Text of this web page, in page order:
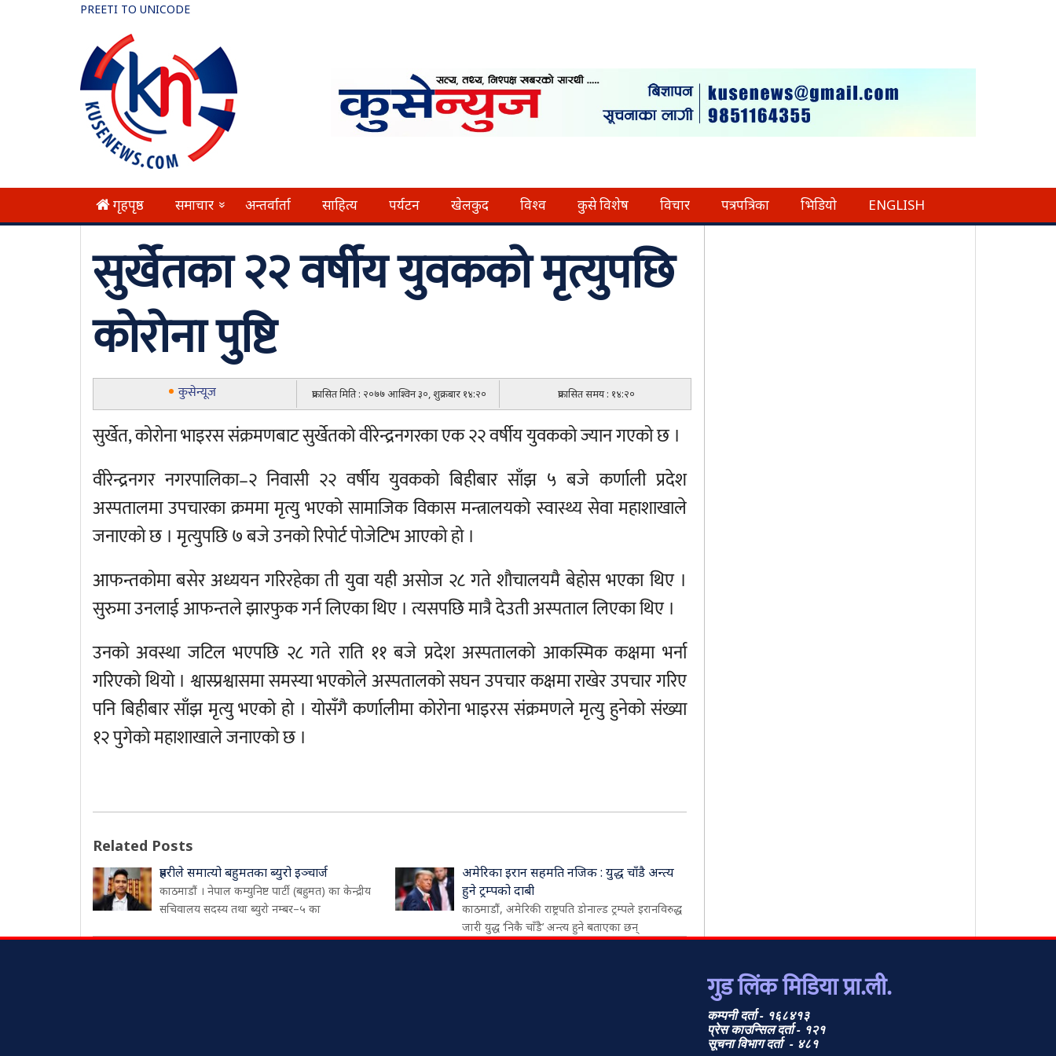
PREETI TO UNICODE
गृहपृष्ठ समाचार » अन्तर्वार्ता साहित्य पर्यटन खेलकुद विश्व कुसे विशेष विचार पत्रपत्रिका भिडियो ENGLISH
सुर्खेतका २२ वर्षीय युवकको मृत्युपछि
कोरोना पुष्टि
कुसेन्यूज प्रकासित मिति : २०७७ आश्विन ३०, शुक्रबार १४:२० प्रकासित समय : १४:२०
सुर्खेत, कोरोना भाइरस संक्रमणबाट सुर्खेतको वीरेन्द्रनगरका एक २२ वर्षीय युवकको ज्यान गएको छ ।
वीरेन्द्रनगर नगरपालिका–२ निवासी २२ वर्षीय युवकको बिहीबार साँझ ५ बजे कर्णाली प्रदेश
अस्पतालमा उपचारका क्रममा मृत्यु भएको सामाजिक विकास मन्त्रालयको स्वास्थ्य सेवा महाशाखाले
जनाएको छ । मृत्युपछि ७ बजे उनको रिपोर्ट पोजेटिभ आएको हो ।
आफन्तकोमा बसेर अध्ययन गरिरहेका ती युवा यही असोज २८ गते शौचालयमै बेहोस भएका थिए ।
सुरुमा उनलाई आफन्तले झारफुक गर्न लिएका थिए । त्यसपछि मात्रै देउती अस्पताल लिएका थिए ।
उनको अवस्था जटिल भएपछि २८ गते राति ११ बजे प्रदेश अस्पतालको आकस्मिक कक्षमा भर्ना
गरिएको थियो । श्वास्प्रश्वासमा समस्या भएकोले अस्पतालको सघन उपचार कक्षमा राखेर उपचार गरिए
पनि बिहीबार साँझ मृत्यु भएको हो । योसँगै कर्णालीमा कोरोना भाइरस संक्रमणले मृत्यु हुनेको संख्या
१२ पुगेको महाशाखाले जनाएको छ ।
Related Posts
प्रहरीले समात्यो बहुमतका ब्युरो इञ्चार्ज
काठमाडौं । नेपाल कम्युनिष्ट पार्टी (बहुमत) का केन्द्रीय
सचिवालय सदस्य तथा ब्युरो नम्बर–५ का
अमेरिका इरान सहमति नजिक : युद्ध चाँडै अन्त्य
हुने ट्रम्पको दाबी
काठमाडौं, अमेरिकी राष्ट्रपति डोनाल्ड ट्रम्पले इरानविरुद्ध
जारी युद्ध ‘निकै चाँडै’ अन्त्य हुने बताएका छन्
गुड लिंक मिडिया प्रा.ली.
कम्पनी दर्ता - १६८४१३
प्रेस काउन्सिल दर्ता - १२१
सूचना विभाग दर्ता - ४८१